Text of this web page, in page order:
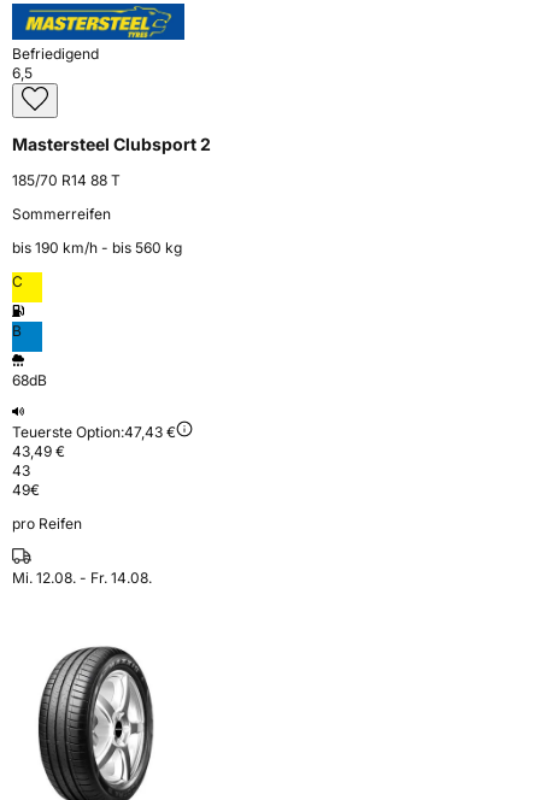
Befriedigend
6,5
Mastersteel Clubsport 2
185/70 R14 88 T
Sommerreifen
bis 190 km⁠/⁠h - bis 560 kg
C
B
68dB
Teuerste Option:47,43 €
43,49 €
43
49€
pro Reifen
Mi. 12.08. - Fr. 14.08.